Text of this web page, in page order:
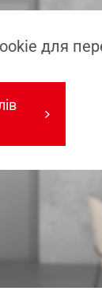
для